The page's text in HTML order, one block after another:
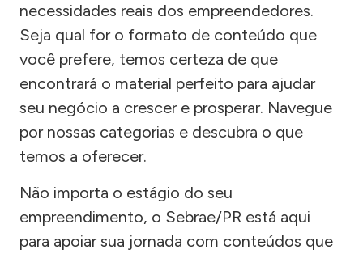
necessidades reais dos empreendedores.
Seja qual for o formato de conteúdo que
você prefere, temos certeza de que
encontrará o material perfeito para ajudar
seu negócio a crescer e prosperar. Navegue
por nossas categorias e descubra o que
temos a oferecer.
Não importa o estágio do seu
empreendimento, o Sebrae/PR está aqui
para apoiar sua jornada com conteúdos que